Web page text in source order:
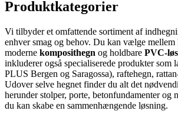
Produktkategorier
Vi tilbyder et omfattende sortiment af
enhver smag og behov. Du kan vælge mellem
moderne komposithegn og holdbare PVC-
inkluderer også specialiserede produkter som
PLUS Bergen og Saragossa), raftehegn,
Udover selve hegnet finder du alt det
herunder stolper, porte, betonfundamenter og
du kan skabe en sammenhængende løsning.